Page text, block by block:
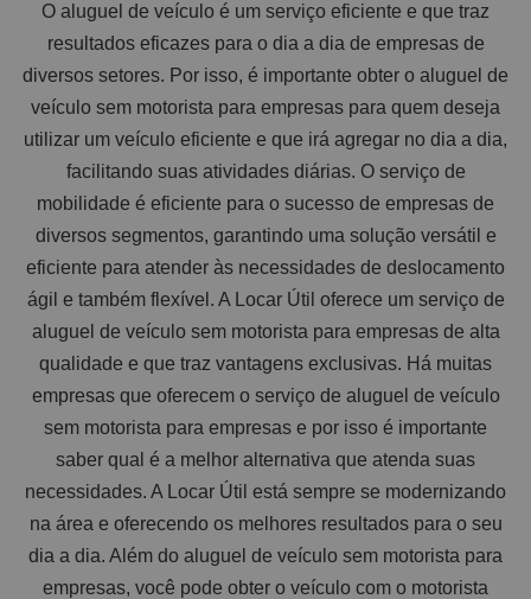
O aluguel de veículo é um serviço eficiente e que traz
resultados eficazes para o dia a dia de empresas de
diversos setores. Por isso, é importante obter o aluguel de
veículo sem motorista para empresas para quem deseja
utilizar um veículo eficiente e que irá agregar no dia a dia,
facilitando suas atividades diárias. O serviço de
mobilidade é eficiente para o sucesso de empresas de
diversos segmentos, garantindo uma solução versátil e
eficiente para atender às necessidades de deslocamento
ágil e também flexível. A Locar Útil oferece um serviço de
aluguel de veículo sem motorista para empresas de alta
qualidade e que traz vantagens exclusivas. Há muitas
empresas que oferecem o serviço de aluguel de veículo
sem motorista para empresas e por isso é importante
saber qual é a melhor alternativa que atenda suas
necessidades. A Locar Útil está sempre se modernizando
na área e oferecendo os melhores resultados para o seu
dia a dia. Além do aluguel de veículo sem motorista para
empresas, você pode obter o veículo com o motorista